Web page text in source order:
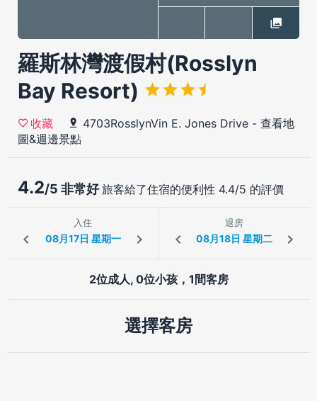
羅斯林灣渡假村(Rosslyn
Bay Resort)
收藏 4703RosslynVin E. Jones Drive - 查看地
圖&週邊景點
4.2/5 非常好旅客給了住宿的便利性 4.4/5 的評價
入住 退房
2位成人, 0位小孩，1間客房
選擇客房